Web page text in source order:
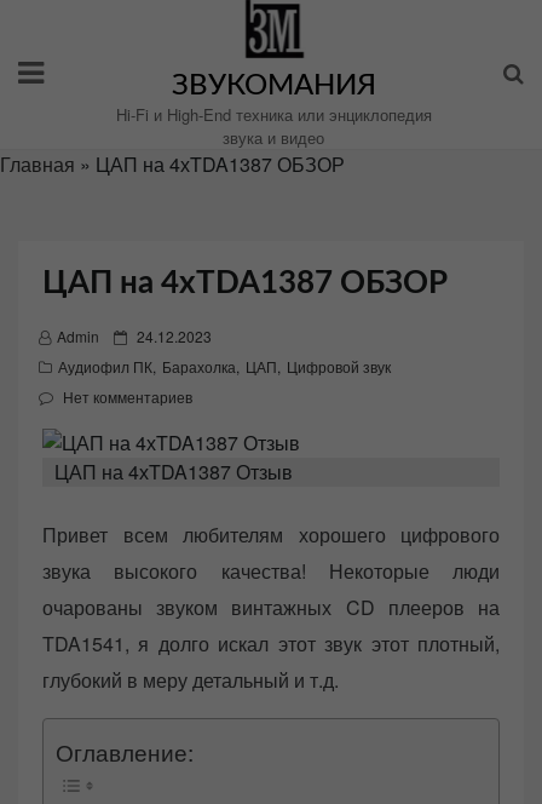
содержимому
ЗВУКОМАНИЯ
Hi-Fi и High-End техника или энциклопедия
звука и видео
Главная » ЦАП на 4хTDA1387 ОБЗОР
ЦАП на 4хTDA1387 ОБЗОР
Admin
P
o
s
e
d
n
24.12.2023
Аудиофил ПК Барахолка ЦАП Цифровой звук
Нет комментариев
ЦАП на 4хTDA1387 Отзыв
Привет всем любителям хорошего цифрового
звука высокого качества! Некоторые люди
очарованы звуком винтажных CD плееров на
TDA1541, я долго искал этот звук этот плотный,
глубокий в меру детальный и т.д.
Оглавление: